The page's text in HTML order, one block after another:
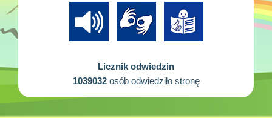
Licznik odwiedzin
1039032osób odwiedziło stronę